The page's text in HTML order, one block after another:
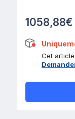
1058,88€
Cet